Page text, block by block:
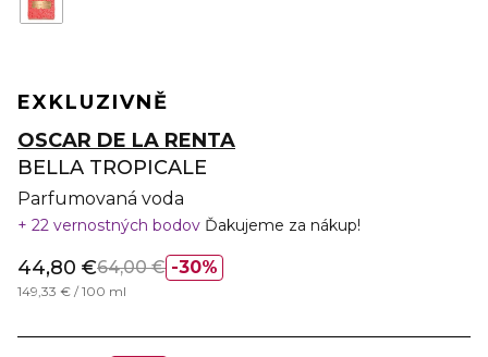
EXKLUZIVNĚ
OSCAR DE LA RENTA
BELLA TROPICALE
Parfumovaná voda
22 vernostných bodov Ďakujeme za nákup!
30%
44,80 €64,00 €
149,33 € / 100 ml